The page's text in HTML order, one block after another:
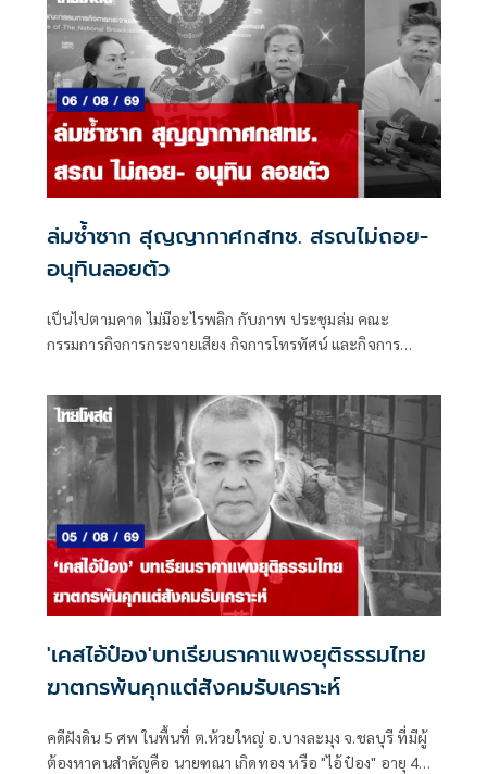
ล่มซ้ำซาก สุญญากาศกสทช. สรณไม่ถอย-
อนุทินลอยตัว
เป็นไปตามคาด ไม่มีอะไรพลิก กับภาพ ประชุมล่ม คณะ
กรรมการกิจการกระจายเสียง กิจการโทรทัศน์ และกิจการ
'เคสไอ้ป๋อง'บทเรียนราคาแพงยุติธรรมไทย
ฆาตกรพ้นคุกแต่สังคมรับเคราะห์
คดีฝังดิน 5 ศพ ในพื้นที่ ต.ห้วยใหญ่ อ.บางละมุง จ.ชลบุรี ที่มีผู้
ต้องหาคนสำคัญคือ นายฑณา เกิดทอง หรือ "ไอ้ป๋อง" อายุ 43